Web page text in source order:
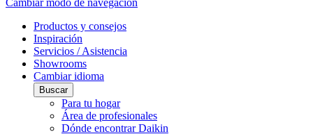
Cambiar modo de navegación
Productos y consejos
Inspiración
Servicios / Asistencia
Showrooms
Cambiar idioma
Buscar
Para tu hogar
Área de profesionales
Dónde encontrar Daikin